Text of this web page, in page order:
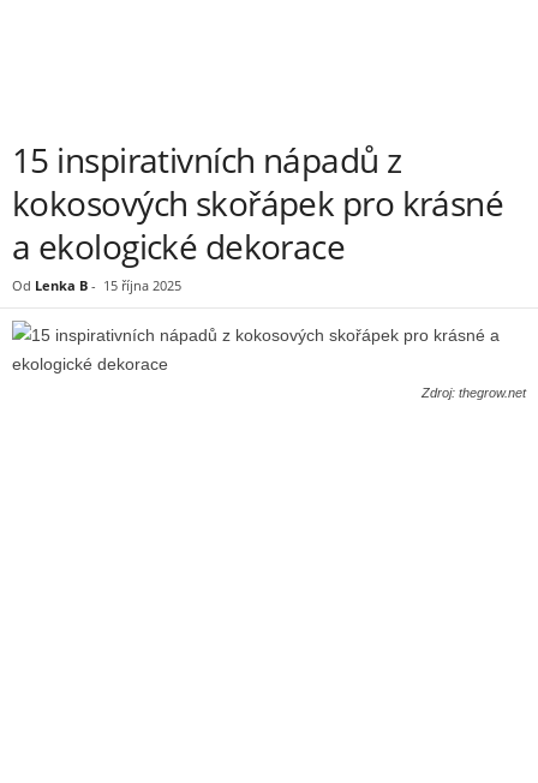
15 inspirativních nápadů z
kokosových skořápek pro krásné
a ekologické dekorace
Od Lenka B - 15 října 2025
Zdroj: thegrow.net